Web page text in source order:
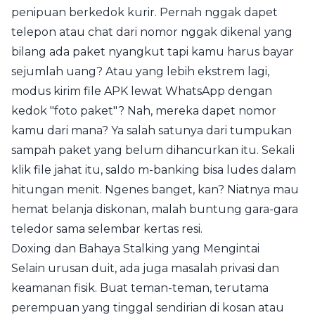
penipuan berkedok kurir. Pernah nggak dapet
telepon atau chat dari nomor nggak dikenal yang
bilang ada paket nyangkut tapi kamu harus bayar
sejumlah uang? Atau yang lebih ekstrem lagi,
modus kirim file APK lewat WhatsApp dengan
kedok "foto paket"? Nah, mereka dapet nomor
kamu dari mana? Ya salah satunya dari tumpukan
sampah paket yang belum dihancurkan itu. Sekali
klik file jahat itu, saldo m-banking bisa ludes dalam
hitungan menit. Ngenes banget, kan? Niatnya mau
hemat belanja diskonan, malah buntung gara-gara
teledor sama selembar kertas resi.
Doxing dan Bahaya Stalking yang Mengintai
Selain urusan duit, ada juga masalah privasi dan
keamanan fisik. Buat teman-teman, terutama
perempuan yang tinggal sendirian di kosan atau